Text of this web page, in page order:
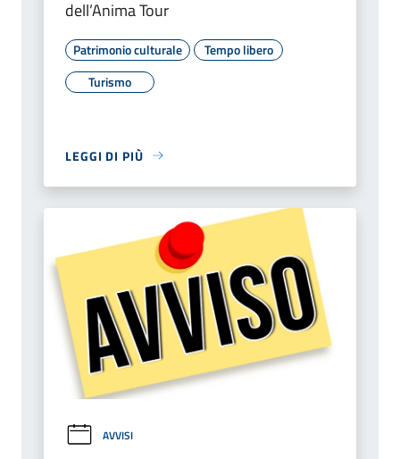
dell’Anima Tour
Patrimonio culturale
Tempo libero
Turismo
LEGGI DI PIÙ
AVVISI